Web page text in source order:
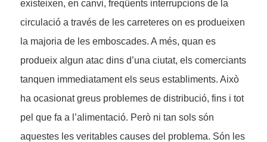
existeixen, en canvi, freqüents interrupcions de la
circulació a través de les carreteres on es produeixen
la majoria de les emboscades. A més, quan es
produeix algun atac dins d’una ciutat, els comerciants
tanquen immediatament els seus establiments. Això
ha ocasionat greus problemes de distribució, fins i tot
pel que fa a l’alimentació. Però ni tan sols són
aquestes les veritables causes del problema. Són les